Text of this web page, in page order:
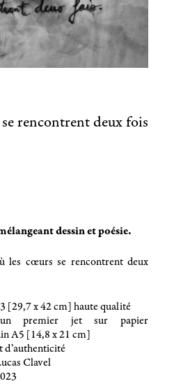
rencontrent deux fois
dessin et poésie.
les cœurs se rencontrent deux
[29,7 x 42 cm] haute qualité
premier jet sur papier
A5 [14,8 x 21 cm]
Clavel